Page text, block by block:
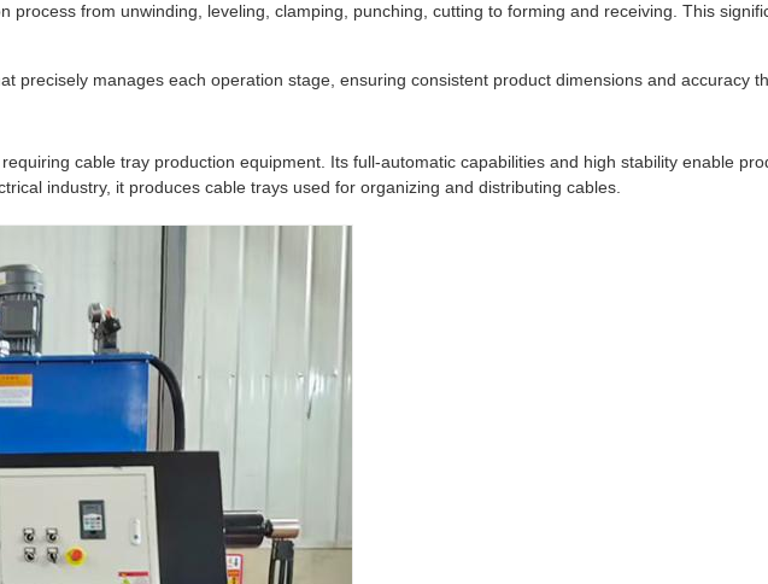
from unwinding, leveling, clamping, punching, cutting to forming and receiving. This
precisely manages each operation stage, ensuring consistent product dimensions and accuracy
cable tray production equipment. Its full-automatic capabilities and high stability enable
industry, it produces cable trays used for organizing and distributing cables.